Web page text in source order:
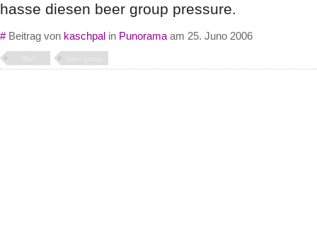
hasse diesen beer group pressure.
#Beitrag von kaschpal in Punorama am 25. Juno 2006